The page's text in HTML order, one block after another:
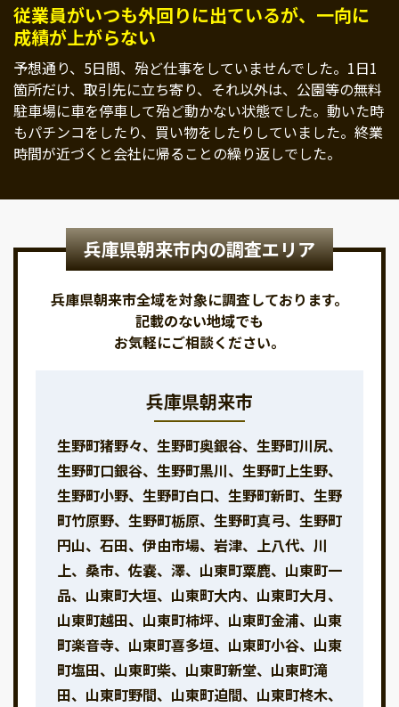
従業員がいつも外回りに出ているが、一向に
成績が上がらない
予想通り、5日間、殆ど仕事をしていませんでした。1日1
箇所だけ、取引先に立ち寄り、それ以外は、公園等の無料
駐車場に車を停車して殆ど動かない状態でした。動いた時
もパチンコをしたり、買い物をしたりしていました。終業
時間が近づくと会社に帰ることの繰り返しでした。
兵庫県朝来市内の調査エリア
兵庫県朝来市全域を対象に調査しております。
記載のない地域でも
お気軽にご相談ください。
兵庫県朝来市
生野町猪野々、生野町奥銀谷、生野町川尻、
生野町口銀谷、生野町黒川、生野町上生野、
生野町小野、生野町白口、生野町新町、生野
町竹原野、生野町栃原、生野町真弓、生野町
円山、石田、伊由市場、岩津、上八代、川
上、桑市、佐嚢、澤、山東町粟鹿、山東町一
品、山東町大垣、山東町大内、山東町大月、
山東町越田、山東町柿坪、山東町金浦、山東
町楽音寺、山東町喜多垣、山東町小谷、山東
町塩田、山東町柴、山東町新堂、山東町滝
田、山東町野間、山東町迫間、山東町柊木、